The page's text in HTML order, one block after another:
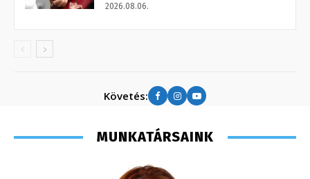
2026.08.06.
Követés:
MUNKATÁRSAINK